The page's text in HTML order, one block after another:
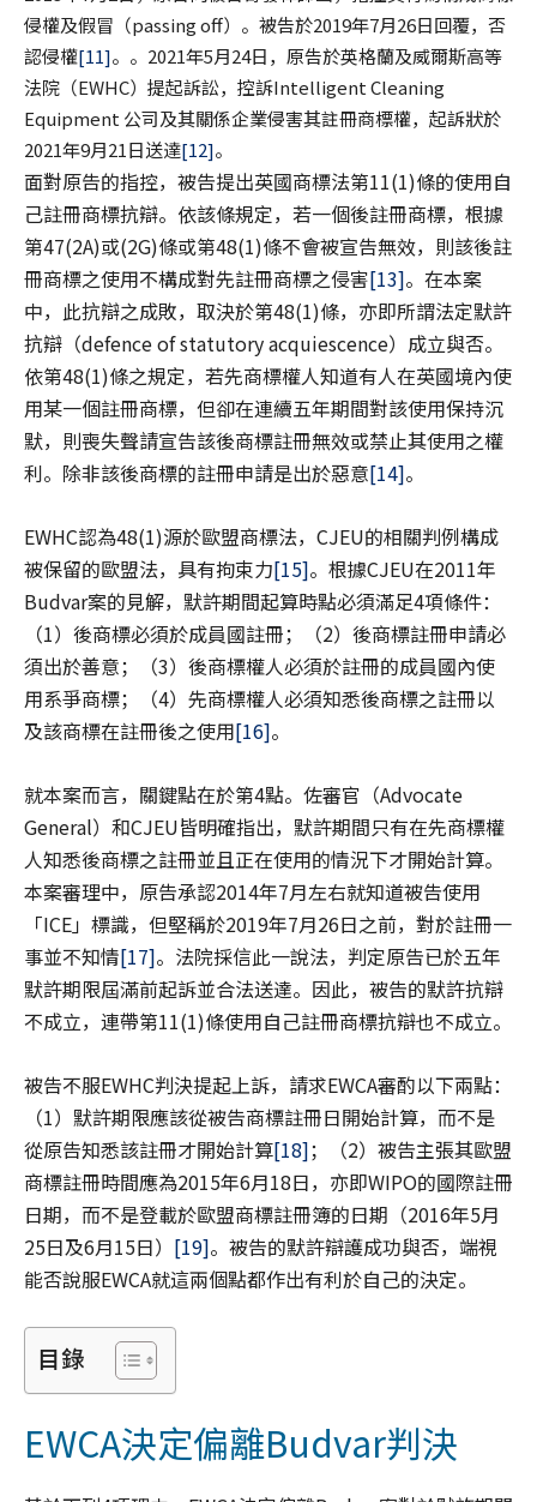
侵權及假冒（passing off）。被告於2019年7月26日回覆，否
認侵權[11]。。2021年5月24日，原告於英格蘭及威爾斯高等
法院（EWHC）提起訴訟，控訴Intelligent Cleaning
Equipment 公司及其關係企業侵害其註冊商標權，起訴狀於
2021年9月21日送達[12]。
面對原告的指控，被告提出英國商標法第11(1)條的使用自
己註冊商標抗辯。依該條規定，若一個後註冊商標，根據
第47(2A)或(2G)條或第48(1)條不會被宣告無效，則該後註
冊商標之使用不構成對先註冊商標之侵害[13]。在本案
中，此抗辯之成敗，取決於第48(1)條，亦即所謂法定默許
抗辯（defence of statutory acquiescence）成立與否。
依第48(1)條之規定，若先商標權人知道有人在英國境內使
用某一個註冊商標，但卻在連續五年期間對該使用保持沉
默，則喪失聲請宣告該後商標註冊無效或禁止其使用之權
利。除非該後商標的註冊申請是出於惡意[14]。
EWHC認為48(1)源於歐盟商標法，CJEU的相關判例構成
被保留的歐盟法，具有拘束力[15]。根據CJEU在2011年
Budvar案的見解，默許期間起算時點必須滿足4項條件：
（1）後商標必須於成員國註冊；（2）後商標註冊申請必
須出於善意；（3）後商標權人必須於註冊的成員國內使
用系爭商標；（4）先商標權人必須知悉後商標之註冊以
及該商標在註冊後之使用[16]。
就本案而言，關鍵點在於第4點。佐審官（Advocate
General）和CJEU皆明確指出，默許期間只有在先商標權
人知悉後商標之註冊並且正在使用的情況下才開始計算。
本案審理中，原告承認2014年7月左右就知道被告使用
「ICE」標識，但堅稱於2019年7月26日之前，對於註冊一
事並不知情[17]。法院採信此一說法，判定原告已於五年
默許期限屆滿前起訴並合法送達。因此，被告的默許抗辯
不成立，連帶第11(1)條使用自己註冊商標抗辯也不成立。
被告不服EWHC判決提起上訴，請求EWCA審酌以下兩點：
（1）默許期限應該從被告商標註冊日開始計算，而不是
從原告知悉該註冊才開始計算[18]；（2）被告主張其歐盟
商標註冊時間應為2015年6月18日，亦即WIPO的國際註冊
日期，而不是登載於歐盟商標註冊簿的日期（2016年5月
25日及6月15日） [19]。被告的默許辯護成功與否，端視
能否說服EWCA就這兩個點都作出有利於自己的決定。
目錄
EWCA決定偏離Budvar判決